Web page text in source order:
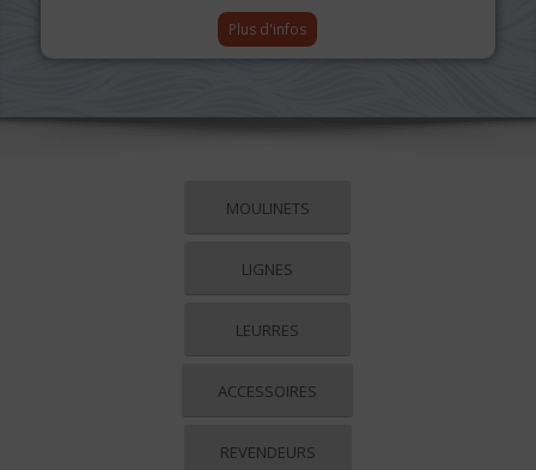
Plus d'infos
MOULINETS
LIGNES
LEURRES
ACCESSOIRES
REVENDEURS